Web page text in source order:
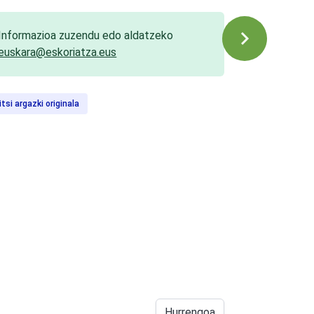
zuzendu edo aldatzeko
argazki originala